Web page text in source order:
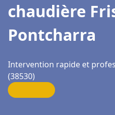
chaudière
Pontcharra
Intervention rapide et
(38530)